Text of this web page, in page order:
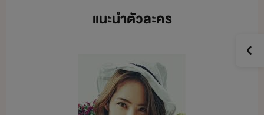
แนะนำตัวละคร